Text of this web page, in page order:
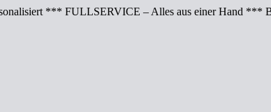
*** FULLSERVICE – Alles aus einer Hand